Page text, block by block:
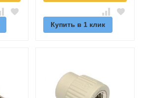
Купить в 1 клик